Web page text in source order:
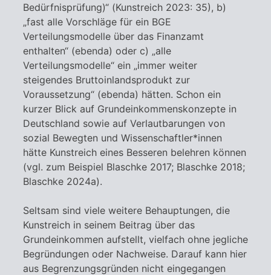
Bedürfnisprüfung)“ (Kunstreich 2023: 35), b)
„fast alle Vorschläge für ein BGE
Verteilungsmodelle über das Finanzamt
enthalten“ (ebenda) oder c) „alle
Verteilungsmodelle“ ein „immer weiter
steigendes Bruttoinlandsprodukt zur
Voraussetzung“ (ebenda) hätten. Schon ein
kurzer Blick auf Grundeinkommenskonzepte in
Deutschland sowie auf Verlautbarungen von
sozial Bewegten und Wissenschaftler*innen
hätte Kunstreich eines Besseren belehren können
(vgl. zum Beispiel Blaschke 2017; Blaschke 2018;
Blaschke 2024a).
Seltsam sind viele weitere Behauptungen, die
Kunstreich in seinem Beitrag über das
Grundeinkommen aufstellt, vielfach ohne jegliche
Begründungen oder Nachweise. Darauf kann hier
aus Begrenzungsgründen nicht eingegangen